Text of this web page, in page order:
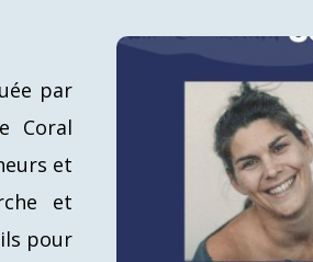
par
Coral
et
et
pour